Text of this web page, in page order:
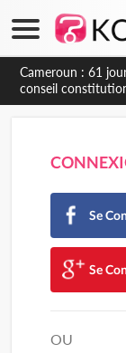
Cameroun : 61
conseil
Se
Se
OU